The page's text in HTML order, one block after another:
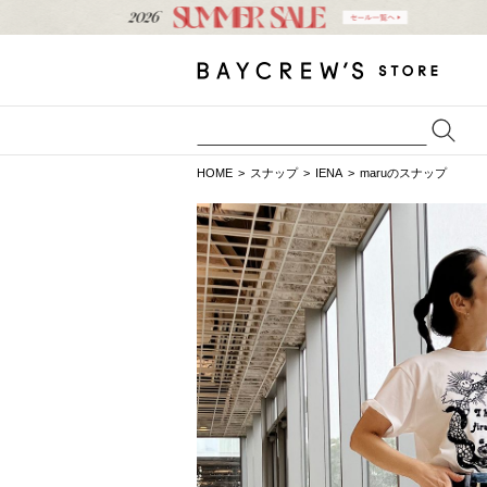
HOME スナップ IENA maruのスナップ